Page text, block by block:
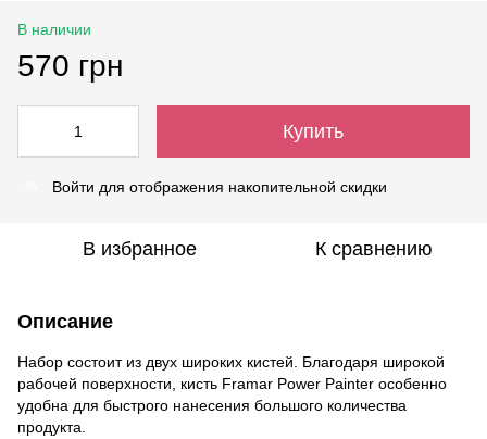
В наличии
570 грн
Купить
Войти для отображения накопительной скидки
В избранное К сравнению
Описание
Набор состоит из двух широких кистей. Благодаря широкой
рабочей поверхности, кисть Framar Power Painter особенно
удобна для быстрого нанесения большого количества
продукта.